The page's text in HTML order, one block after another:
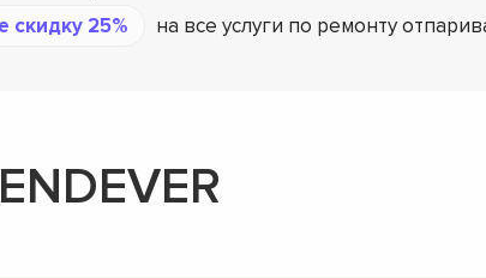
скидку 25%
на все услуги по ремонту